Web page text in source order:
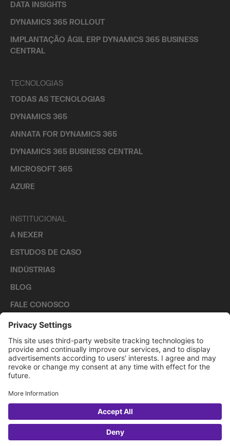
DATA INSIGHTS
DYNAMICS 365 ROLLOUT
IMPLANTAÇÃO ÁGIL ERP DYNAMICS 365 BUSINESS
CENTRAL
TECNOLOGIAS
TODAS AS TECNOLOGIAS
DYNAMICS 365
ANNATA FOR DYNAMICS 365
DYNAMICS 365 BUSINESS CENTRAL
MICROSOFT 365
AZURE
INSTITUCIONAL
A NEXER
ESTUDOS DE CASO
INDÚSTRIAS
BLOG
FALE CONOSCO
CARREIRAS
PRIVACY POLICY COOKIE POLICY
2026 NEXER GROUP